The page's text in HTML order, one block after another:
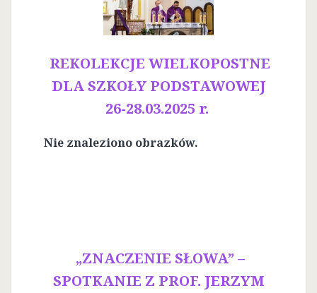
REKOLEKCJE WIELKOPOSTNE
DLA SZKOŁY PODSTAWOWEJ
26-28.03.2025 r.
Nie znaleziono obrazków.
„ZNACZENIE SŁOWA” –
SPOTKANIE Z PROF. JERZYM